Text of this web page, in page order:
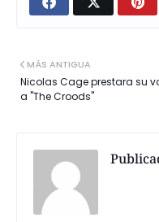
MÁS ANTIGUA
Nicolas Cage prestara su
a "The Croods"